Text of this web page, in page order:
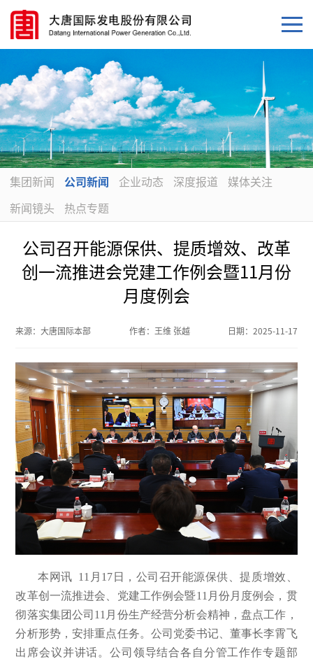
集团新闻 公司新闻 企业动态 深度报道
媒体关注
新闻镜头
热点专题
公司召开能源保供、提质增效、改革
创一流推进会党建工作例会暨11月份
月度例会
来源：大唐国际本部 作者： 王维 张越 日期： 2025-11-17
本网讯 11月17日，公司召开能源保供、提质增效、
改革创一流推进会、党建工作例会暨11月份月度例会，贯
彻落实集团公司11月份生产经营分析会精神，盘点工作，
分析形势，安排重点任务。公司党委书记、董事长李霄飞
出席会议并讲话。公司领导结合各自分管工作作专题部